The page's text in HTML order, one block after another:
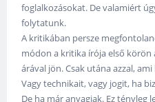
foglalkozásokat. De valamiért
folytatunk.
A kritikában persze
módon a kritika írója első körön
árával jön. Csak utána azzal,
Vagy technikait, vagy jogit, ha
De ha már anyagiak. Ez tényleg